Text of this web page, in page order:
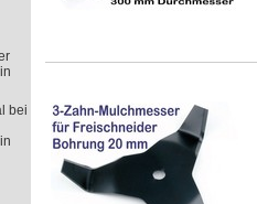
bei